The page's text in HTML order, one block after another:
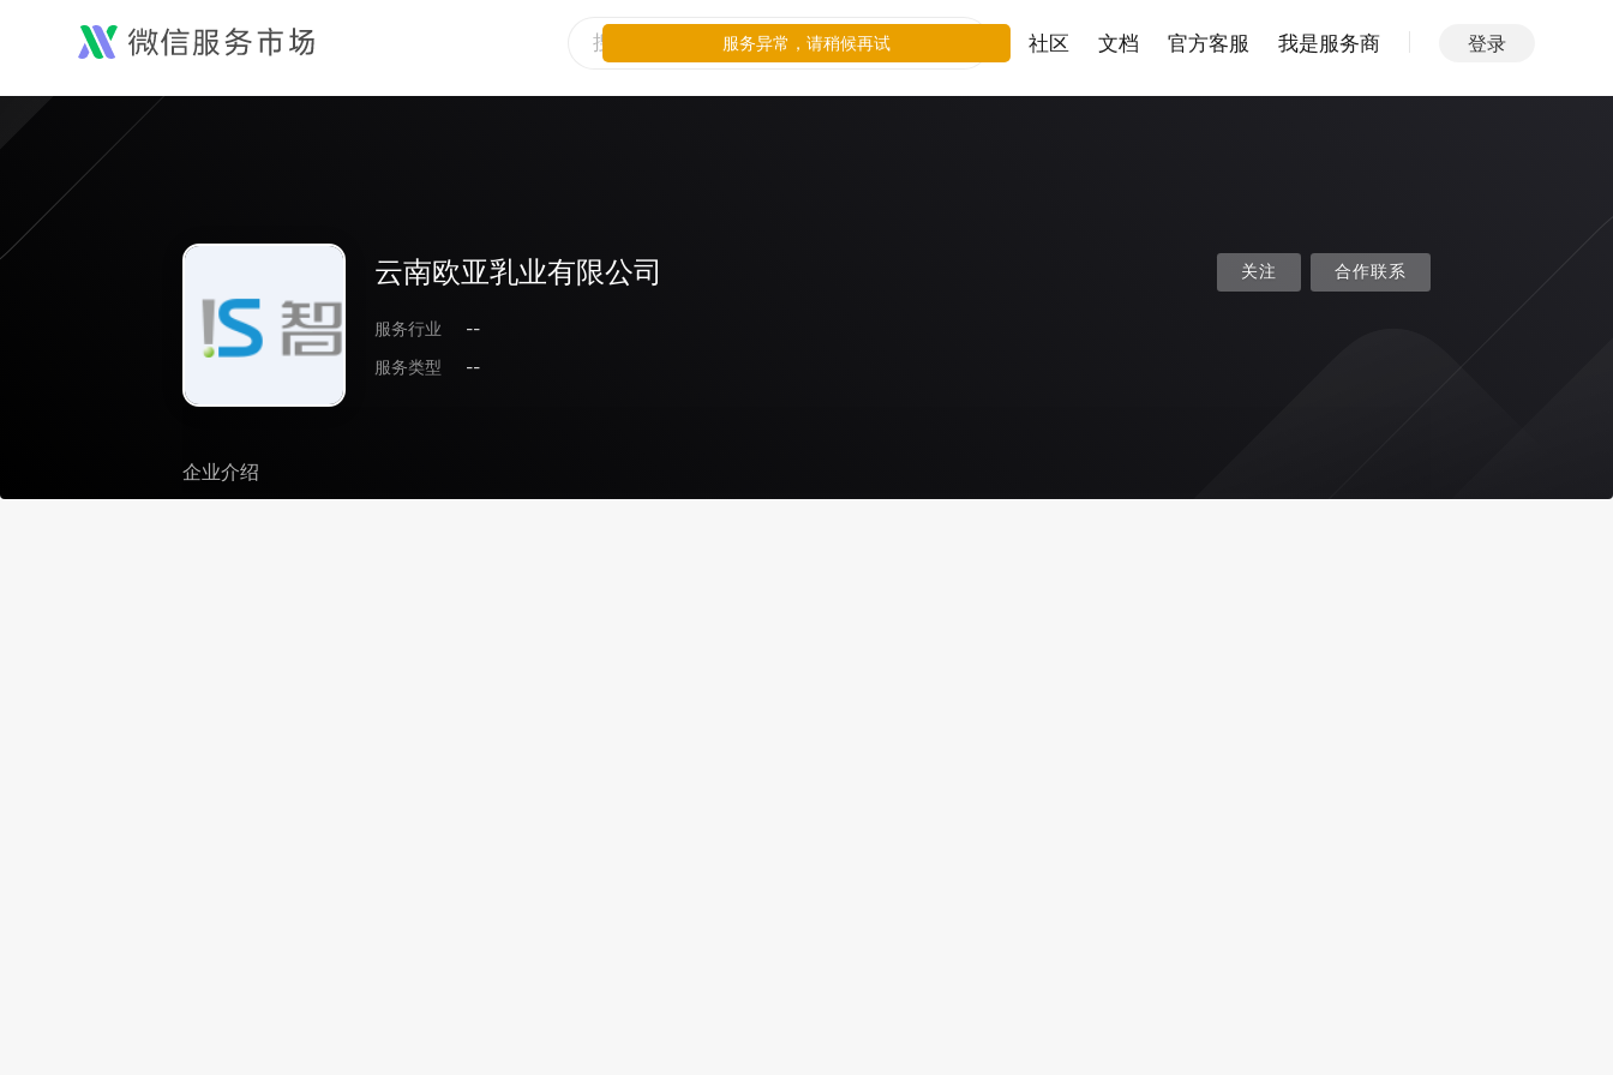
社区 文档 官方客服 我是服务商 登录
云南欧亚乳业有限公司
服务行业
--
服务类型
--
关注 合作联系
企业介绍
服务异常，请稍候再试